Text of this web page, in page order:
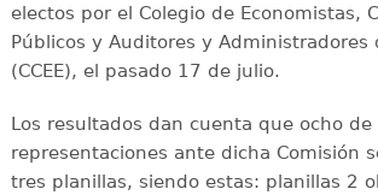
electos por el Colegio de Economistas,
Públicos y Auditores y Administradores
(CCEE), el pasado 17 de julio.
Los resultados dan cuenta que ocho de
representaciones ante dicha Comisión
tres planillas, siendo estas: planillas 2